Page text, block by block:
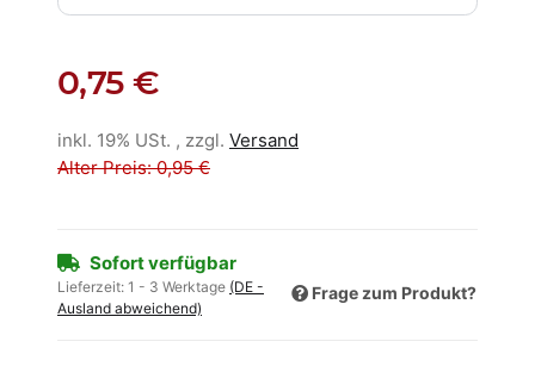
0,75 €
inkl. 19% USt. , zzgl. Versand
Alter Preis: 0,95 €
Sofort verfügbar
Lieferzeit: 1 - 3 Werktage (DE -
Ausland abweichend)
Frage zum Produkt?